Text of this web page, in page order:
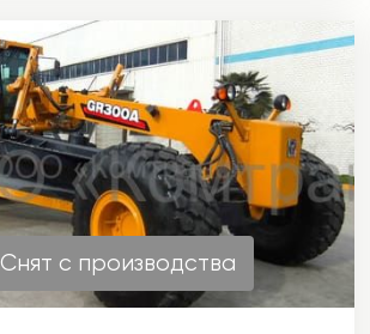
Снят с производства